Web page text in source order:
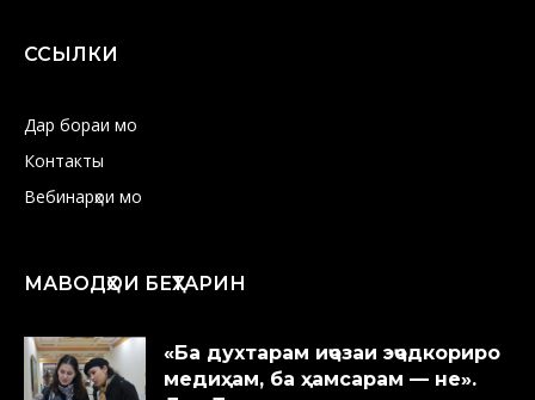
ССЫЛКИ
Дар бораи мо
Контакты
Вебинарҳои мо
МАВОДҲОИ БЕҲТАРИН
«Ба духтарам иҷозаи эҷодкориро
медиҳам, ба ҳамсарам — не».